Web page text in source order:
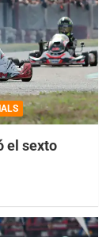
el sexto